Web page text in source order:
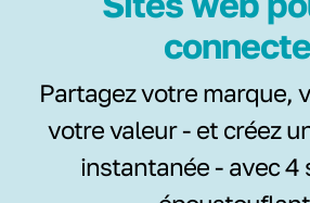
Partagez votre marque,
votre valeur - et créez
instantanée - avec 4